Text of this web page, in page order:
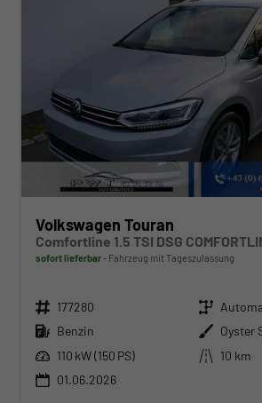
Volkswagen Touran
sofort lieferbar Fahrzeug mit Tageszulassung
Fahrzeugnr. 177280 Getriebe
Kraftstoff Benzin Außenfarbe Oyster
Leistung 110 kW (150 PS) Kilometerstand
10 km
01.06.2026